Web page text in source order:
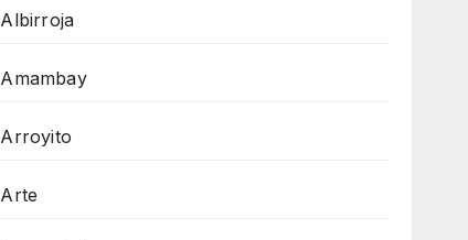
Albirroja
Amambay
Arroyito
Arte